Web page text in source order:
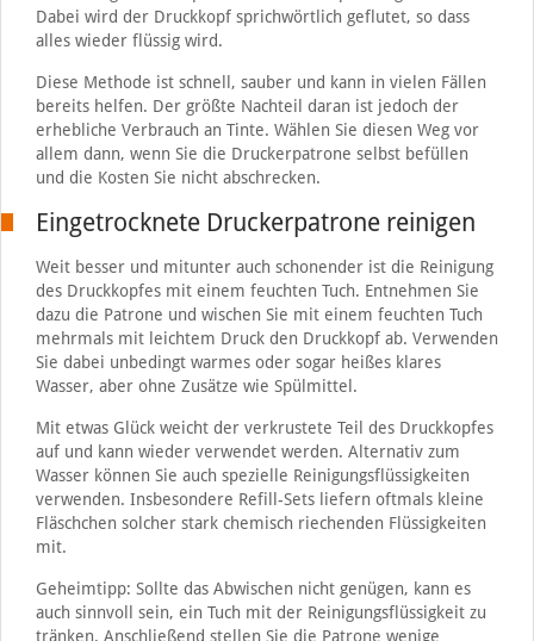
Dabei wird der Druckkopf sprichwörtlich geflutet, so dass
alles wieder flüssig wird.
Diese Methode ist schnell, sauber und kann in vielen Fällen
bereits helfen. Der größte Nachteil daran ist jedoch der
erhebliche Verbrauch an Tinte. Wählen Sie diesen Weg vor
allem dann, wenn Sie die Druckerpatrone selbst befüllen
und die Kosten Sie nicht abschrecken.
Eingetrocknete Druckerpatrone reinigen
Weit besser und mitunter auch schonender ist die Reinigung
des Druckkopfes mit einem feuchten Tuch. Entnehmen Sie
dazu die Patrone und wischen Sie mit einem feuchten Tuch
mehrmals mit leichtem Druck den Druckkopf ab. Verwenden
Sie dabei unbedingt warmes oder sogar heißes klares
Wasser, aber ohne Zusätze wie Spülmittel.
Mit etwas Glück weicht der verkrustete Teil des Druckkopfes
auf und kann wieder verwendet werden. Alternativ zum
Wasser können Sie auch spezielle Reinigungsflüssigkeiten
verwenden. Insbesondere Refill-Sets liefern oftmals kleine
Fläschchen solcher stark chemisch riechenden Flüssigkeiten
mit.
Geheimtipp: Sollte das Abwischen nicht genügen, kann es
auch sinnvoll sein, ein Tuch mit der Reinigungsflüssigkeit zu
tränken. Anschließend stellen Sie die Patrone wenige